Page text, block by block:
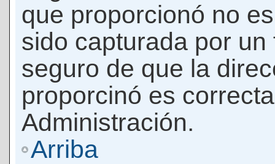
que proporcionó no
sido capturada por
seguro de que la
proporcinó es
Administración.
Arriba